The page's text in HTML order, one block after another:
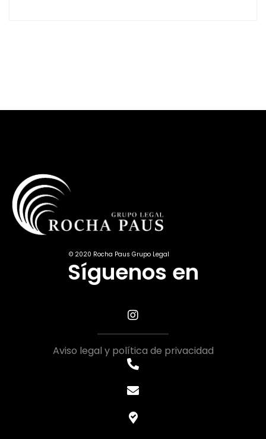
© 2020 Rocha Paus Grupo Legal
Síguenos en
Aviso legal y política de privacidad